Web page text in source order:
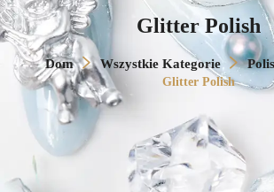
Glitter Polish
Dom Wszystkie Kategorie
Glitter Polish